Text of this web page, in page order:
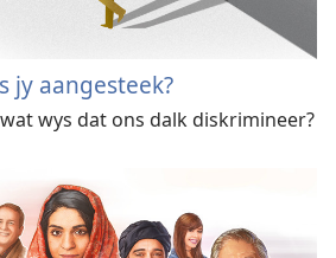
jy aangesteek?
wys dat ons dalk diskrimineer?